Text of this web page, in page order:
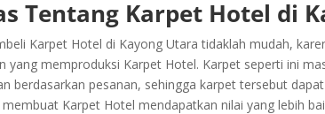
Tentang Karpet Hotel di
Karpet Hotel di Kayong Utara tidaklah mudah,
yang memproduksi Karpet Hotel. Karpet seperti ini
berdasarkan pesanan, sehingga karpet tersebut
Karpet Hotel mendapatkan nilai yang lebih